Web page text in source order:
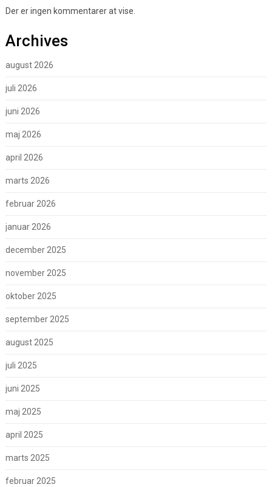
Der er ingen kommentarer at vise.
Archives
august 2026
juli 2026
juni 2026
maj 2026
april 2026
marts 2026
februar 2026
januar 2026
december 2025
november 2025
oktober 2025
september 2025
august 2025
juli 2025
juni 2025
maj 2025
april 2025
marts 2025
februar 2025